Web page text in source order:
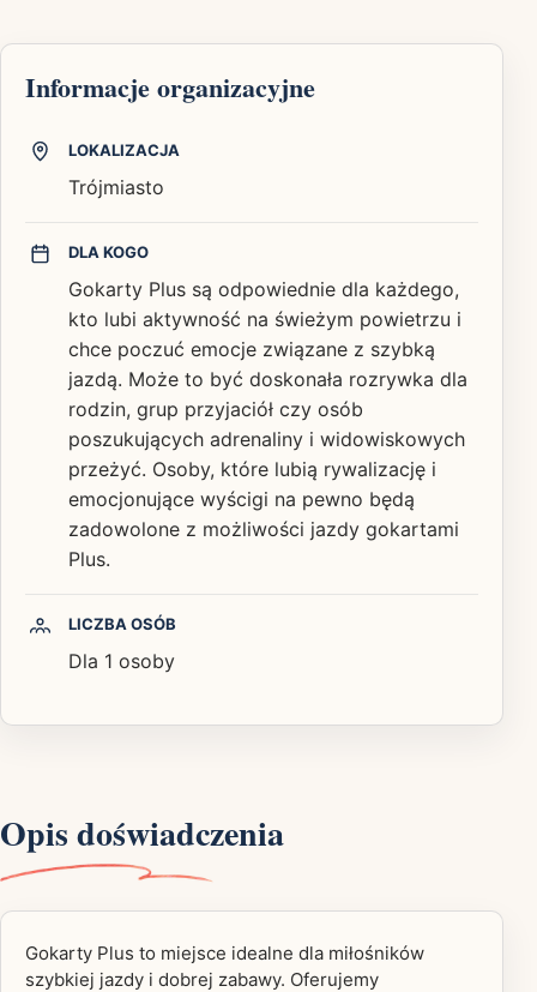
Informacje organizacyjne
LOKALIZACJA
Trójmiasto
DLA KOGO
Gokarty Plus są odpowiednie dla każdego,
kto lubi aktywność na świeżym powietrzu i
chce poczuć emocje związane z szybką
jazdą. Może to być doskonała rozrywka dla
rodzin, grup przyjaciół czy osób
poszukujących adrenaliny i widowiskowych
przeżyć. Osoby, które lubią rywalizację i
emocjonujące wyścigi na pewno będą
zadowolone z możliwości jazdy gokartami
Plus.
LICZBA OSÓB
Dla 1 osoby
Opis doświadczenia
Gokarty Plus to miejsce idealne dla miłośników
szybkiej jazdy i dobrej zabawy. Oferujemy